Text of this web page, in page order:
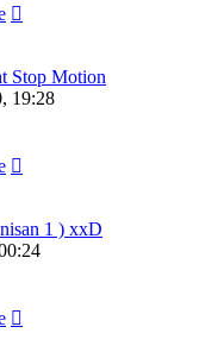
Stop Motion
19:28
1 ) xxD